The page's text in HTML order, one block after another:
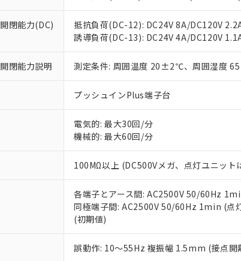
開閉能力(DC)
抵抗負荷(DC-12): DC24V 8A/DC120V
誘導負荷(DC-13): DC24V 4A/DC120V
開閉能力説明 測定条件: 周囲温度 20±2℃、周囲湿度
プッシュインPlus端子台
電気的: 最大30回/分
機械的: 最大60回/分
100MΩ以上 (DC500Vメガ、点灯ユニット
各端子とアース間: AC2500V 50/60Hz
同極端子間: AC2500V 50/60Hz 1min (点
(初期値)
誤動作: 10～55Hz 複振幅 1.5mm (接点開
在庫状況および標準価格結果を
す。
マイパーツ機能（部品リスト作
ている必要があります。
が、当社の製品・サービスに関
さい。
※当社の共同利用者とは、
いる法人を指します。
部品在庫の切り替え状況などにより、
※3 非含有証明書ダウンロード
EU RoHS指令（10物質）の非含有証
51物質の非含有証明書（当社基準）
※本証明書は発行日時点で非含有を証
また、RoHS指令のフタル酸エステル
混在することから備考欄に対応日を記
既に当社にて対応品への在庫切替を
「ｅ」：有害物質（10物質）のすべて
「10」：通常の使用状況下において有
味します。
「－」：未確認です。当社販売部門へ
たしません。
－
在庫なし(最新の在庫状況に
機器販売店・当社販売員に
空
白
受注生産機種、また在庫状